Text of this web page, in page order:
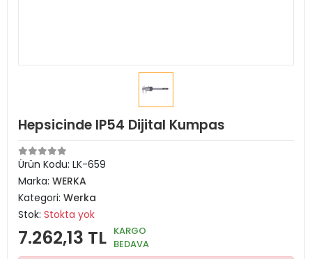
Hepsicinde IP54 Dijital Kumpas
Ürün Kodu: LK-659
Marka: WERKA
Kategori: Werka
Stok: Stokta yok
7.262,13 TL KARGO
BEDAVA